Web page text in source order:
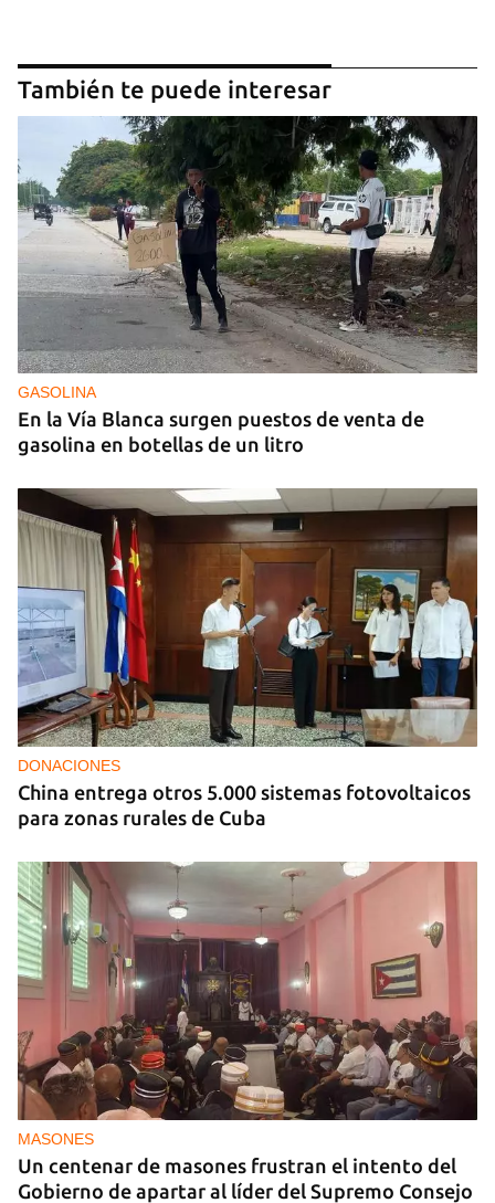
También te puede interesar
GASOLINA
En la Vía Blanca surgen puestos de venta de
gasolina en botellas de un litro
DONACIONES
China entrega otros 5.000 sistemas fotovoltaicos
para zonas rurales de Cuba
MASONES
Un centenar de masones frustran el intento del
Gobierno de apartar al líder del Supremo Consejo